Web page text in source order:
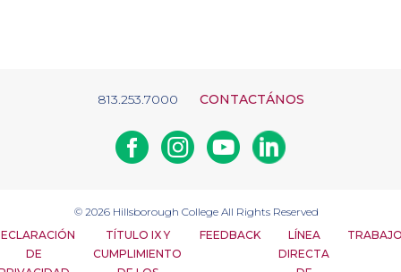
813.253.7000 CONTACTÁNOS
FacebookInstagramYoutubeLinkedin
© 2026 Hillsborough College All Rights Reserved
DE
TÍTULO IX Y
CUMPLIMIENTO
FEEDBACK
LÍNEA
DIRECTA